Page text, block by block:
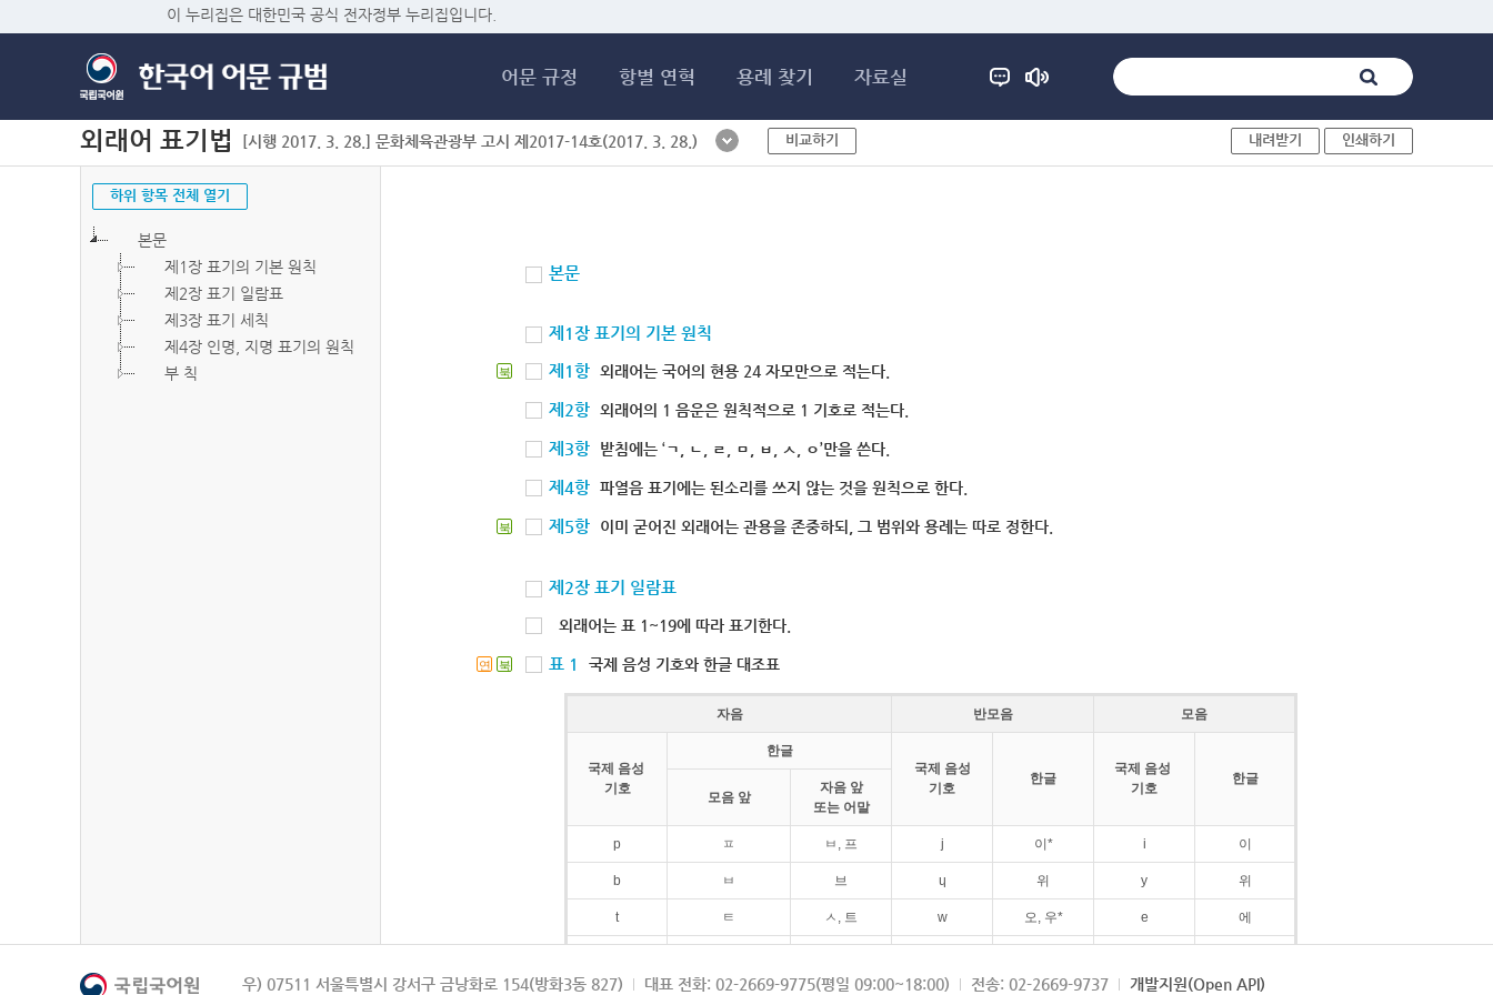
이 누리집은 대한민국 공식 전자정부 누리집입니다.
어문 규정 항별 연혁 용례 찾기 자료실
외래어 표기법 [시행 2017. 3. 28.] 문화체육관광부 고시 제2017-14호(2017. 3. 28.) 비교하기 내려받기 인쇄하기
하위 항목 전체 열기
본문
제1장 표기의 기본 원칙
제2장 표기 일람표
제3장 표기 세칙
제4장 인명, 지명 표기의 원칙
부 칙
본문
제1장 표기의 기본 원칙
북 제1항 외래어는 국어의 현용 24 자모만으로 적는다.
제2항 외래어의 1 음운은 원칙적으로 1 기호로 적는다.
제3항 받침에는 ‘ㄱ, ㄴ, ㄹ, ㅁ, ㅂ, ㅅ, ㅇ’만을 쓴다.
제4항 파열음 표기에는 된소리를 쓰지 않는 것을 원칙으로 한다.
북 제5항 이미 굳어진 외래어는 관용을 존중하되, 그 범위와 용례는 따로 정한다.
제2장 표기 일람표
외래어는 표 1~19에 따라 표기한다.
연 북 표 1 국제 음성 기호와 한글 대조표
자음 반모음 모음
국제 음성
기호
한글
국제 음성
기호
한글
국제 음성
기호
한글
모음 앞
자음 앞
또는 어말
p ㅍ ㅂ, 프 j 이* i 이
b ㅂ 브 ɥ 위 y 위
t ㅌ ㅅ, 트 w 오, 우* e 에
k ㅋ ㄱ, 크 ɛ 에
우) 07511 서울특별시 강서구 금낭화로 154(방화3동 827) 대표 전화: 02-2669-9775(평일 09:00~18:00) 전송: 02-2669-9737 개발지원(Open API)